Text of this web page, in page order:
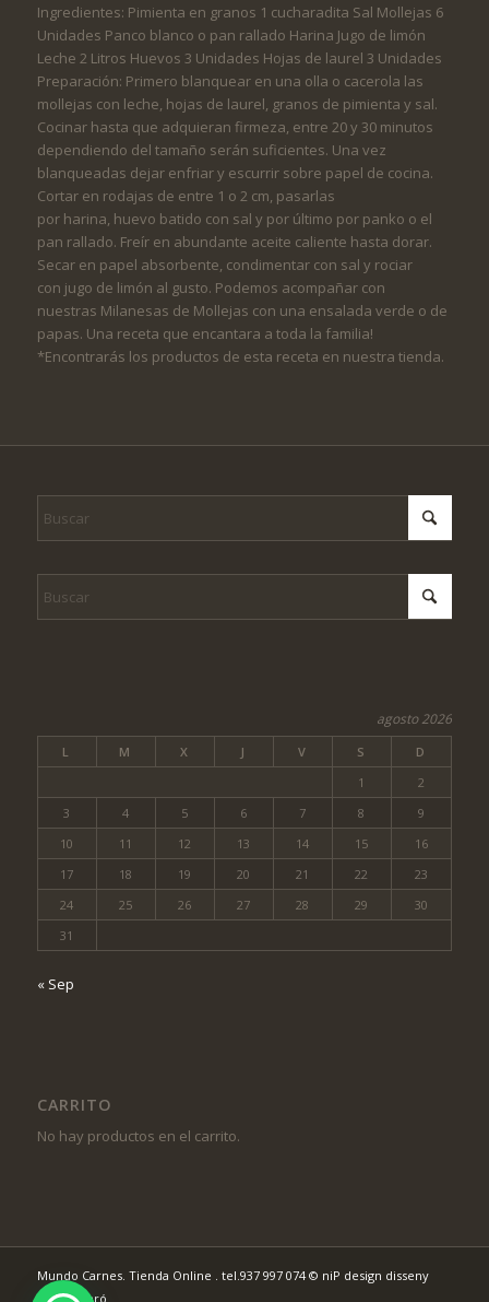
Ingredientes: Pimienta en granos 1 cucharadita Sal Mollejas 6
Unidades Panco blanco o pan rallado Harina Jugo de limón
Leche 2 Litros Huevos 3 Unidades Hojas de laurel 3 Unidades
Preparación: Primero blanquear en una olla o cacerola las
mollejas con leche, hojas de laurel, granos de pimienta y sal.
Cocinar hasta que adquieran firmeza, entre 20 y 30 minutos
dependiendo del tamaño serán suficientes. Una vez
blanqueadas dejar enfriar y escurrir sobre papel de cocina.
Cortar en rodajas de entre 1 o 2 cm, pasarlas
por harina, huevo batido con sal y por último por panko o el
pan rallado. Freír en abundante aceite caliente hasta dorar.
Secar en papel absorbente, condimentar con sal y rociar
con jugo de limón al gusto. Podemos acompañar con
nuestras Milanesas de Mollejas con una ensalada verde o de
papas. Una receta que encantara a toda la familia!
*Encontrarás los productos de esta receta en nuestra tienda.
agosto 2026
L M X J V S
D
1
2
3
4 5 6 7 8
9
10
11 12 13 14 15
16
17
18 19 20 21 22
23
24
25 26 27 28 29
30
31
« Sep
CARRITO
No hay productos en el carrito.
Mundo Carnes. Tienda Online . tel.937 997 074© niP design disseny
web Mataró